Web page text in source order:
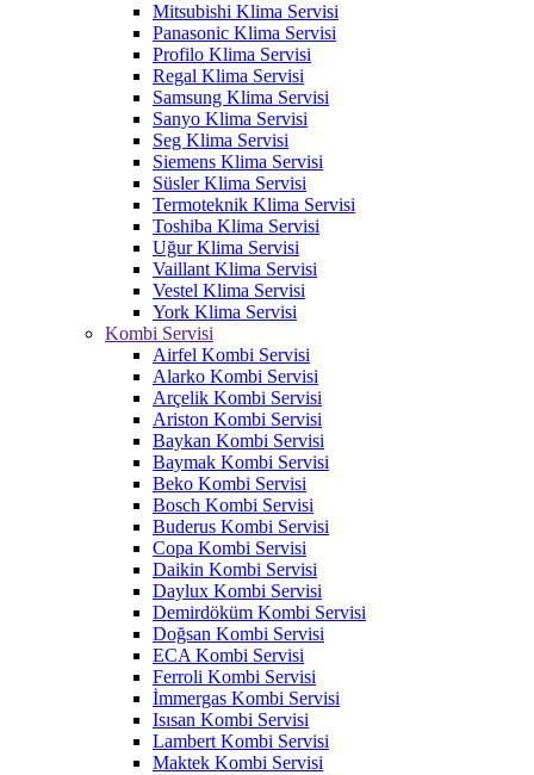
Mitsubishi Klima Servisi
Panasonic Klima Servisi
Profilo Klima Servisi
Regal Klima Servisi
Samsung Klima Servisi
Sanyo Klima Servisi
Seg Klima Servisi
Siemens Klima Servisi
Süsler Klima Servisi
Termoteknik Klima Servisi
Toshiba Klima Servisi
Uğur Klima Servisi
Vaillant Klima Servisi
Vestel Klima Servisi
York Klima Servisi
Kombi Servisi
Airfel Kombi Servisi
Alarko Kombi Servisi
Arçelik Kombi Servisi
Ariston Kombi Servisi
Baykan Kombi Servisi
Baymak Kombi Servisi
Beko Kombi Servisi
Bosch Kombi Servisi
Buderus Kombi Servisi
Copa Kombi Servisi
Daikin Kombi Servisi
Daylux Kombi Servisi
Demirdöküm Kombi Servisi
Doğsan Kombi Servisi
ECA Kombi Servisi
Ferroli Kombi Servisi
İmmergas Kombi Servisi
Isısan Kombi Servisi
Lambert Kombi Servisi
Maktek Kombi Servisi